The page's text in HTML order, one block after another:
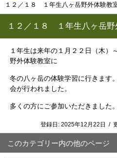
１２／１８ １年生八ヶ岳野外体験教
１２／１８ １年生八ヶ岳野
１年生は来年の１月２２日（木）
野外体験教室に
冬の八ヶ岳の体験学習に行きます
会が行われました。
多くの方にご参加いただきました
登録日: 2025年12月22日 /
このカテゴリー内の他のページ